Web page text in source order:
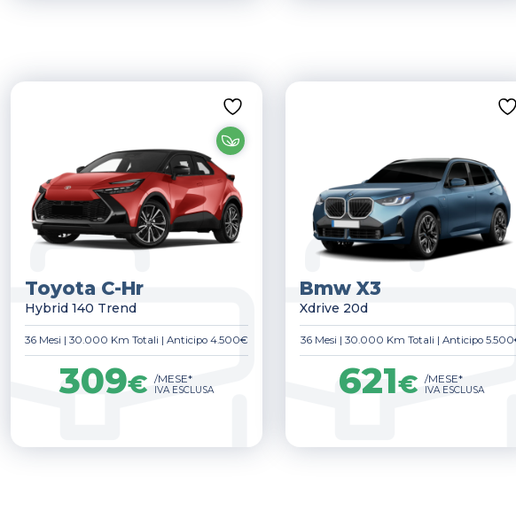
Toyota C-Hr
Hybrid 140 Trend
36 Mesi | 30.000 Km Totali | Anticipo 4.500€
309€ /MESE*
IVA ESCLUSA
Bmw X3
Xdrive 20d
36 Mesi | 30.000 Km Totali | Anticipo
621€ /MESE*
IVA ESCLUSA